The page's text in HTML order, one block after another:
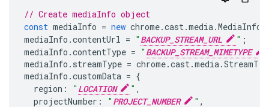
// Create mediaInfo object
const mediaInfo = new chrome.cast.media.MediaInfo
mediaInfo .contentUrl = " BACKUP_STREAM_URL " ;
mediaInfo .contentType = " BACKUP_STREAM_MIMETYPE
mediaInfo . streamType = chrome.cast.media.
mediaInfo .customData = {
region : " LOCATION " ,
projectNumber : " PROJECT_NUMBER " ,